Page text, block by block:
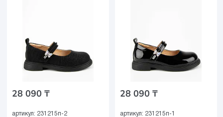
28 090 ₸
артикул: 231215п-2
28 090 ₸
артикул: 231215п-1